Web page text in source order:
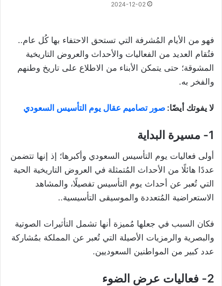
2024-12-02
فهو من الأيام المُشرفة التي تستحق الاحتفاء بها كُل عام..
فتُقام العديد من الفعاليات والأحداث والعروض التاريخية
المشوقة؛ حتى يتمكن الأبناء من الاطلاع على تاريخ وطنهم
والفخر به.
لا يفوتك أيضًا: صور تصاميم عقال يوم التأسيس السعودي
1- مسيرة البداية
أولى فعاليات يوم التأسيس السعودي وأكبرها؛ إذ إنها تتضمن
عددًا هائلًا من الأحداث المُتمثلة في العروض التاريخية الحية
التي تُعبر عن أحداث يوم التأسيس تفصيلًا، والمشاهد
الاستعراضية المُتعددة والموسيقى التأسيسية..
فكان السبب في جعلها مُميزة أنها تشمل التأثيرات الصوتية
والبصرية والرمزيات الأصيلة التي تُعبر عن المملكة بمُشاركة
عدد كبير من المواطنين السعوديين.
2- فعاليات عرض الضوء